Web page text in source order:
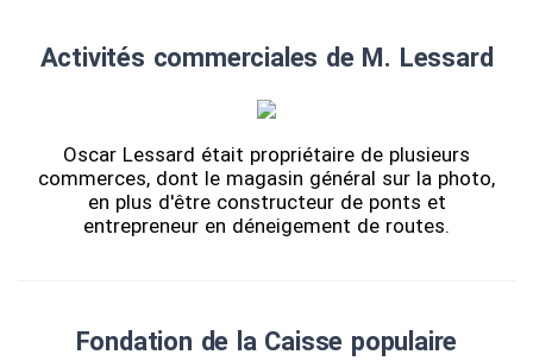
Activités commerciales de M. Lessard
Oscar Lessard était propriétaire de plusieurs
commerces, dont le magasin général sur la photo,
en plus d'être constructeur de ponts et
entrepreneur en déneigement de routes.
Fondation de la Caisse populaire